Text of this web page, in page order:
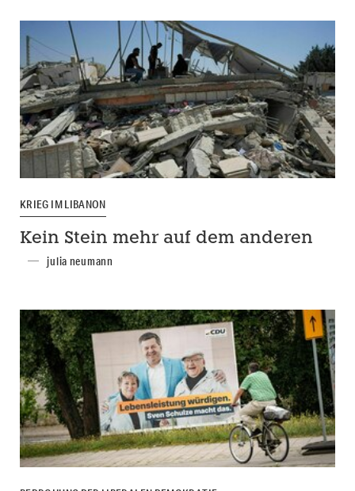
KRIEG IM LIBANON
Kein Stein mehr auf dem anderen
julia neumann